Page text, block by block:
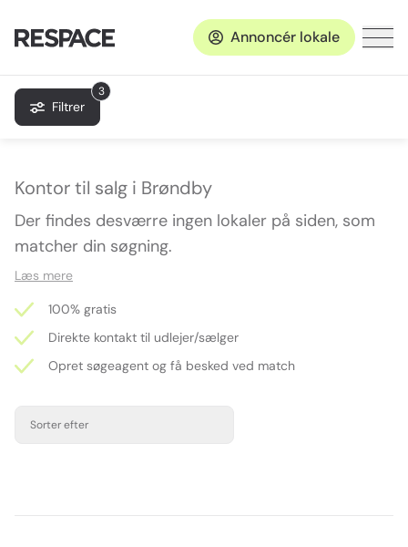
Annoncér lokale
3
Filtrer
Kontor til salg i Brøndby
Der findes desværre ingen lokaler på siden, som
matcher din søgning.
Læs mere
100% gratis
Direkte kontakt til udlejer/sælger
Opret søgeagent og få besked ved match
Sorter efter